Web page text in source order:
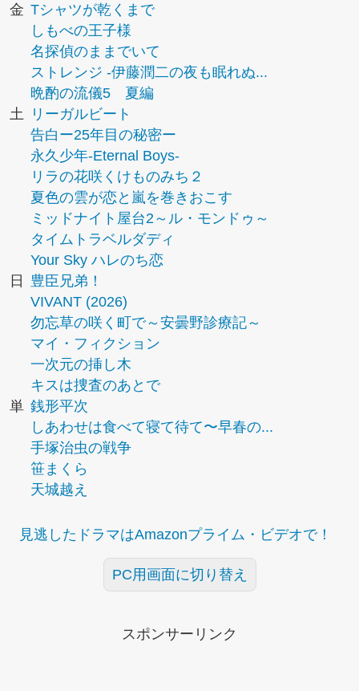
金 Tシャツが乾くまで
しもべの王子様
名探偵のままでいて
ストレンジ -伊藤潤二の夜も眠れぬ...
晩酌の流儀5 夏編
土
リーガルビート
告白ー25年目の秘密ー
永久少年-Eternal Boys-
リラの花咲くけものみち２
夏色の雲が恋と嵐を巻きおこす
ミッドナイト屋台2～ル・モンドゥ～
タイムトラベルダディ
Your Sky ハレのち恋
日
豊臣兄弟！
VIVANT (2026)
勿忘草の咲く町で～安曇野診療記～
マイ・フィクション
一次元の挿し木
キスは捜査のあとで
単 銭形平次
しあわせは食べて寝て待て〜早春の...
手塚治虫の戦争
笹まくら
天城越え
見逃したドラマはAmazonプライム・ビデオで！
PC用画面に切り替え
スポンサーリンク